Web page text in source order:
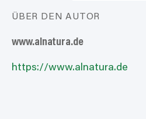
ÜBER DEN AUTOR
www.alnatura.de
https://www.alnatura.de